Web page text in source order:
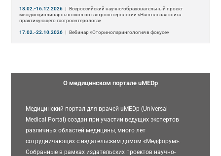
18.02.-16.12.2026 | Всероссийский научно-образовательный проект
междисциплинарных школ по гастроэнтерологии «Настольная книга
практикующего гастроэнтеролога»
17.02.-22.10.2026 | Вебинар «Оториноларингология в фокусе»
О медицинском портале uMEDp
Медицинский портал для врачей uMEDp (Universal
Medical Portal) создан при участии ведущих экспертов
различных областей медицины, много лет
сотрудничающих с издательским домом «Медфорум».
Собранные в рамках издательских проектов научно-